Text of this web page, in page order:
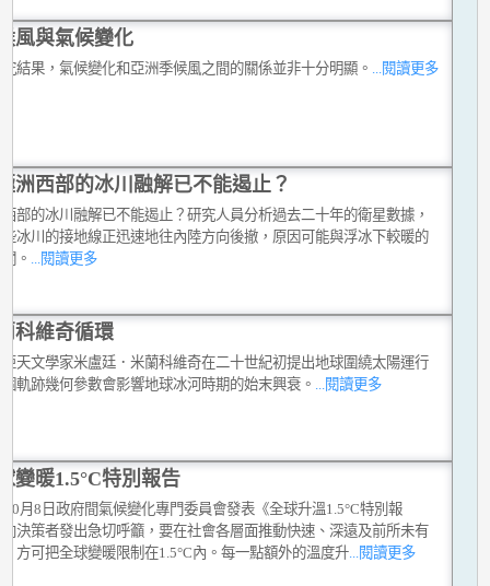
風與氣候變化
結果，氣候變化和亞洲季候風之間的關係並非十分明顯。 ...閱讀更多
洲西部的冰川融解已不能遏止？
部的冰川融解已不能遏止？研究人員分析過去二十年的衛星數據，
冰川的接地線正迅速地往內陸方向後撤，原因可能與浮冰下較暖的
。 ...閱讀更多
科維奇循環
天文學家米盧廷．米蘭科維奇在二十世紀初提出地球圍繞太陽運行
軌跡幾何參數會影響地球冰河時期的始末興衰。
...閱讀更多
變暖1.5°C特別報告
10月8日政府間氣候變化專門委員會發表《全球升溫1.5°C特別報
決策者發出急切呼籲，要在社會各層面推動快速、深遠及前所未有
方可把全球變暖限制在1.5°C內。每一點額外的溫度升...閱讀更多